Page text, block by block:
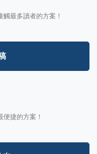
最多讀者的方案！
捷的方案！